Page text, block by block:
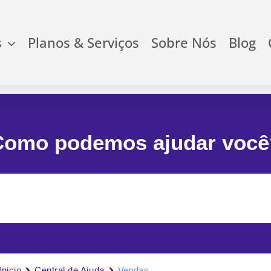
Planos & Serviços Sobre Nós Blog
podemos ajudar